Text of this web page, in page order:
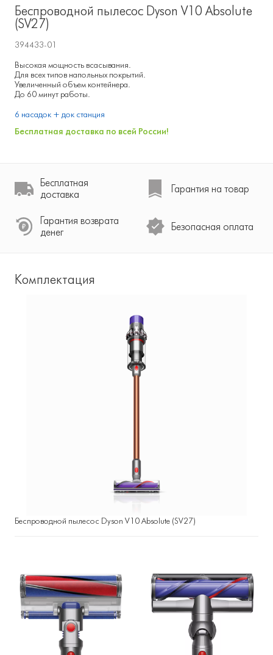
Беспроводной пылесос Dyson V10 Absolute
(SV27)
394433-01
Высокая мощность всасывания.
Для всех типов напольных покрытий.
Увеличенный объем контейнера.
До 60 минут работы.
6 насадок + док станция
Бесплатная доставка по всей России!
Бесплатная
доставка
Гарантия на товар
Гарантия возврата
денег
Безопасная оплата
Комплектация
Беспроводной пылесос Dyson V10 Absolute (SV27)